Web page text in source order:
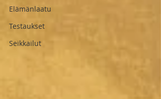
Elämänlaatu
Testaukset
Seikkailut